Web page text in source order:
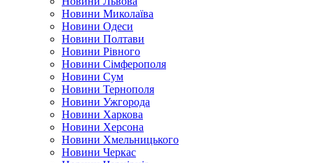
Новини Миколаїва
Новини Одеси
Новини Полтави
Новини Рівного
Новини Сімферополя
Новини Сум
Новини Тернополя
Новини Ужгорода
Новини Харкова
Новини Херсона
Новини Хмельницького
Новини Черкас